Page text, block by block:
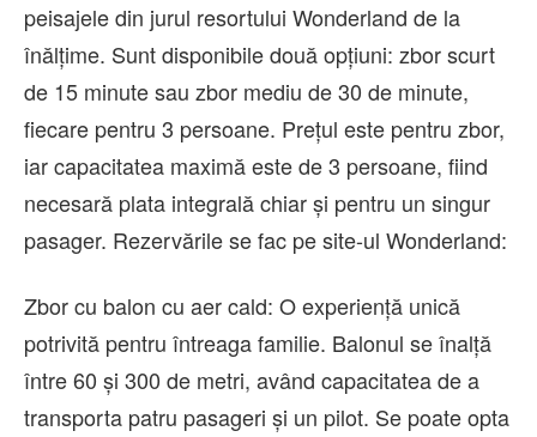
peisajele din jurul resortului Wonderland de la
înălțime. Sunt disponibile două opțiuni: zbor scurt
de 15 minute sau zbor mediu de 30 de minute,
fiecare pentru 3 persoane. Prețul este pentru zbor,
iar capacitatea maximă este de 3 persoane, fiind
necesară plata integrală chiar și pentru un singur
pasager. Rezervările se fac pe site-ul Wonderland:
Zbor cu balon cu aer cald: O experiență unică
potrivită pentru întreaga familie. Balonul se înalță
între 60 și 300 de metri, având capacitatea de a
transporta patru pasageri și un pilot. Se poate opta